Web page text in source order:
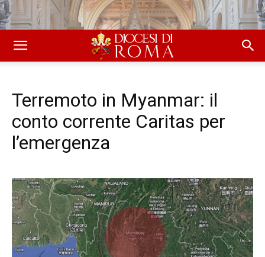
Terremoto in Myanmar: il
conto corrente Caritas per
l’emergenza